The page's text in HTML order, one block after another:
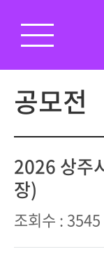
공모전
2026 상주
장)
조회수 : 3545